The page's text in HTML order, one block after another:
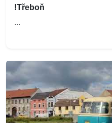
!Třeboň
...